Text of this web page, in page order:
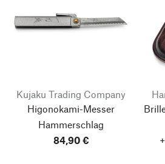
Kujaku Trading Company
Higonokami-Messer
Hammerschlag
84,90 €